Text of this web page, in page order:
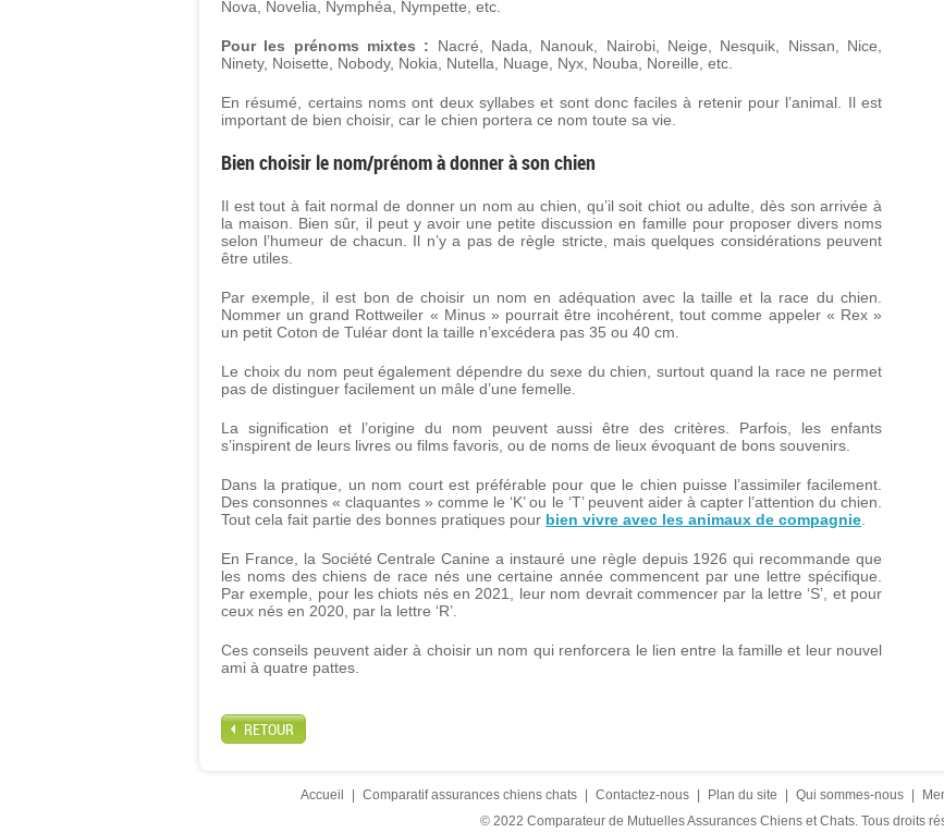
Nova, Novelia, Nymphéa, Nympette, etc.
Pour les prénoms mixtes : Nacré, Nada, Nanouk, Nairobi, Neige, Nesquik, Nissan, Nice,
Ninety, Noisette, Nobody, Nokia, Nutella, Nuage, Nyx, Nouba, Noreille, etc.
En résumé, certains noms ont deux syllabes et sont donc faciles à retenir pour l’animal. Il est
important de bien choisir, car le chien portera ce nom toute sa vie.
Bien choisir le nom/prénom à donner à son chien
Il est tout à fait normal de donner un nom au chien, qu’il soit chiot ou adulte, dès son arrivée à
la maison. Bien sûr, il peut y avoir une petite discussion en famille pour proposer divers noms
selon l’humeur de chacun. Il n’y a pas de règle stricte, mais quelques considérations peuvent
être utiles.
Par exemple, il est bon de choisir un nom en adéquation avec la taille et la race du chien.
Nommer un grand Rottweiler « Minus » pourrait être incohérent, tout comme appeler « Rex »
un petit Coton de Tuléar dont la taille n’excédera pas 35 ou 40 cm.
Le choix du nom peut également dépendre du sexe du chien, surtout quand la race ne permet
pas de distinguer facilement un mâle d’une femelle.
La signification et l’origine du nom peuvent aussi être des critères. Parfois, les enfants
s’inspirent de leurs livres ou films favoris, ou de noms de lieux évoquant de bons souvenirs.
Dans la pratique, un nom court est préférable pour que le chien puisse l’assimiler facilement.
Des consonnes « claquantes » comme le ‘K’ ou le ‘T’ peuvent aider à capter l’attention du chien.
Tout cela fait partie des bonnes pratiques pour bien vivre avec les animaux de compagnie
En France, la Société Centrale Canine a instauré une règle depuis 1926 qui recommande que
les noms des chiens de race nés une certaine année commencent par une lettre spécifique.
Par exemple, pour les chiots nés en 2021, leur nom devrait commencer par la lettre ‘S’, et pour
ceux nés en 2020, par la lettre ‘R’.
Ces conseils peuvent aider à choisir un nom qui renforcera le lien entre la famille et leur nouvel
ami à quatre pattes.
RETOUR
Accueil Comparatif assurances chiens chats Contactez-nous Plan du site Qui sommes-nous
© 2022 Comparateur de Mutuelles Assurances Chiens et Chats. Tous droits